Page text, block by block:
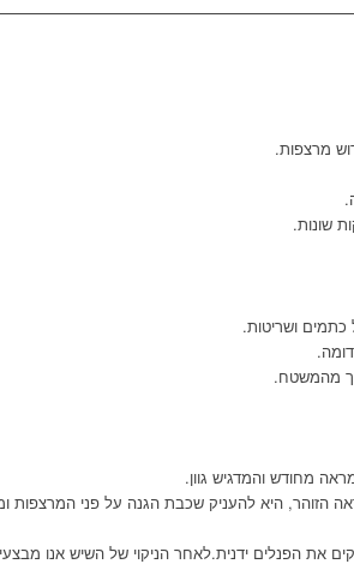
מרצפות.
שונות.
ושריטות.
מהמשטח.
מחודש והמדגיש גוון.
הזוהר, היא להעניק שכבת הגנה על פני המרצפות
את הפנלים ידנית.לאחר הניקוי של השיש אנו